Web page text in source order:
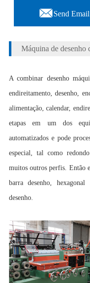
Send Email
Máquina de desenho
A combinar desenho
endireitamento, desenho,
alimentação, calendar,
etapas em um dos
automatizados e pode
especial, tal como
muitos outros perfis. Então
barra desenho,
desenho.